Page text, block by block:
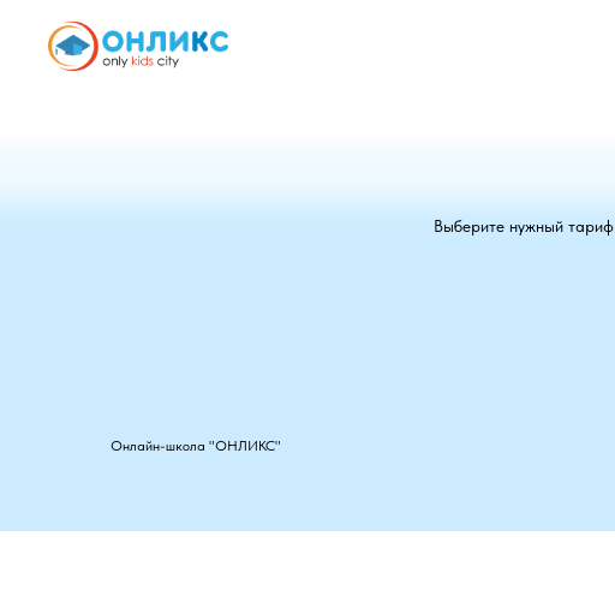
Выберите нужный тариф
Онлайн-школа "ОНЛИКС"